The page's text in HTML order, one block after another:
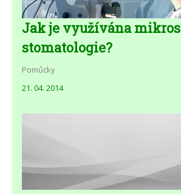
Jak je využívána
stomatologie?
Pomůcky
21. 04. 2014